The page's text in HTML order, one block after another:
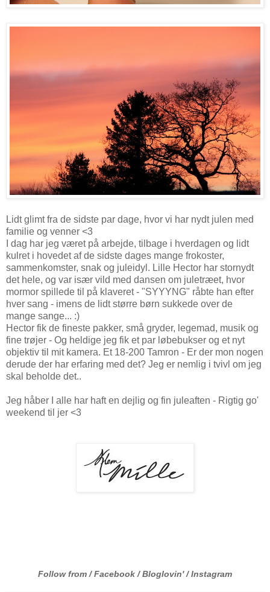
Lidt glimt fra de sidste par dage, hvor vi har nydt julen med
familie og venner <3
I dag har jeg været på arbejde, tilbage i hverdagen og lidt
kulret i hovedet af de sidste dages mange frokoster,
sammenkomster, snak og juleidyl. Lille Hector har stornydt
det hele, og var især vild med dansen om juletræet, hvor
mormor spillede til på klaveret - "SYYYNG" råbte han efter
hver sang - imens de lidt større børn sukkede over de
mange sange... :)
Hector fik de fineste pakker, små gryder, legemad, musik og
fine trøjer - Og heldige jeg fik et par løbebukser og et nyt
objektiv til mit kamera. Et 18-200 Tamron - Er der mon nogen
derude der har erfaring med det? Jeg er nemlig i tvivl om jeg
skal beholde det..
Jeg håber I alle har haft en dejlig og fin juleaften - Rigtig go'
weekend til jer <3
Follow from /Facebook/Bloglovin' /Instagram